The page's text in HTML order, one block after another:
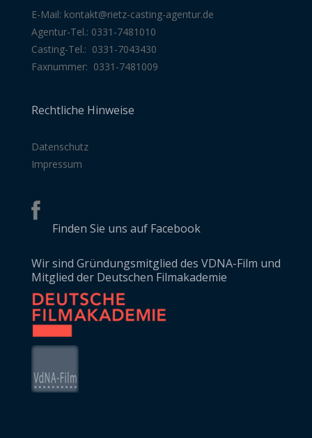
E-Mail: kontakt@rietz-casting-agentur.de
Agentur-Tel.: 0331-7481010
Casting-Tel.: 0331-7043430
Faxnummer: 0331-7481009
Rechtliche Hinweise
Datenschutz
Impressum
Finden Sie uns auf Facebook
Wir sind Gründungsmitglied des VDNA-Film und
Mitglied der Deutschen Filmakademie